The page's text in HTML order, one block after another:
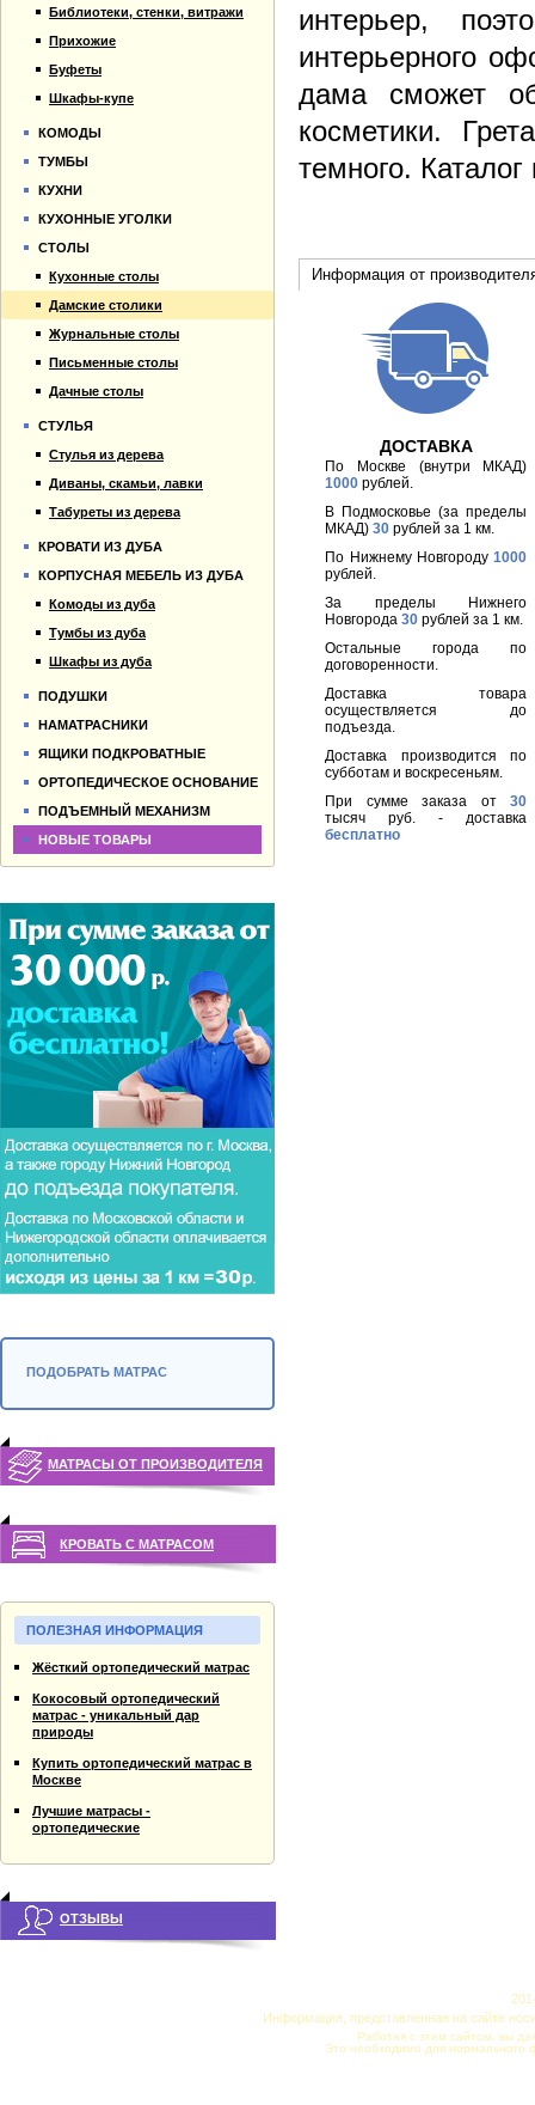
интерьер,
интерьерного
дама сможет
косметики.
темного.
Информация от
ДОСТАВКА
По Москве (внутри МКАД)
1000 рублей.
В Подмосковье (за пределы
МКАД)30 рублей за 1 км.
По Нижнему Новгороду1000
рублей.
За пределы Нижнего
Новгорода30 рублей за 1 км.
Остальные города по
договоренности.
Доставка товара
осуществляется до
подъезда.
Доставка производится по
субботам и воскресеньям.
При сумме заказа от30
тысяч руб. - доставка
бесплатно
Библиотеки, стенки, витражи
Прихожие
Буфеты
Шкафы-купе
КОМОДЫ
ТУМБЫ
КУХНИ
КУХОННЫЕ УГОЛКИ
СТОЛЫ
Кухонные столы
Дамские столики
Журнальные столы
Письменные столы
Дачные столы
СТУЛЬЯ
Стулья из дерева
Диваны, скамьи, лавки
Табуреты из дерева
КРОВАТИ ИЗ ДУБА
КОРПУСНАЯ МЕБЕЛЬ ИЗ ДУБА
Комоды из дуба
Тумбы из дуба
Шкафы из дуба
ПОДУШКИ
НАМАТРАСНИКИ
ЯЩИКИ ПОДКРОВАТНЫЕ
ОРТОПЕДИЧЕСКОЕ ОСНОВАНИЕ
ПОДЪЕМНЫЙ МЕХАНИЗМ
НОВЫЕ ТОВАРЫ
ПОДОБРАТЬ МАТРАС
МАТРАСЫ ОТ ПРОИЗВОДИТЕЛЯ
КРОВАТЬ С МАТРАСОМ
ПОЛЕЗНАЯ ИНФОРМАЦИЯ
Жёсткий ортопедический матрас
Кокосовый ортопедический
матрас - уникальный дар
природы
Купить ортопедический матрас в
Москве
Лучшие матрасы -
ортопедические
ОТЗЫВЫ
Информация, представленная на сайте
Работая с этим сайтом, вы
Это необходимо для нормального